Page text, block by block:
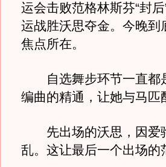
运会击败范格林斯芬“封
运战胜沃思夺金。今晚
焦点所在。
自选舞步环节一直都
编曲的精通，让她与马匹
先出场的沃思，因爱驹
乱。这让最后一个出场